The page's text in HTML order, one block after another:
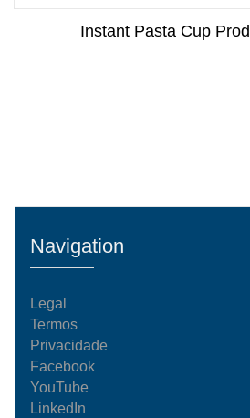
Instant Pasta Cup
Navigation
Legal
Termos
Privacidade
Facebook
YouTube
LinkedIn